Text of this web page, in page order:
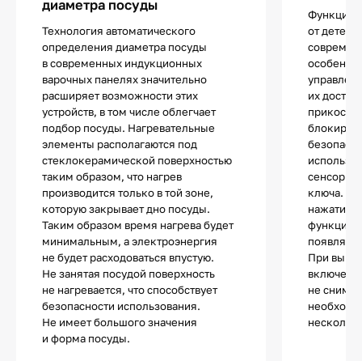
диаметра посуды
Технология автоматического
определения диаметра посуды
в современных индукционных
варочных панелях значительно
расширяет возможности этих
устройств, в том числе облегчает
подбор посуды. Нагревательные
элементы располагаются под
стеклокерамической поверхностью
таким образом, что нагрев
производится только в той зоне,
которую закрывает дно посуды.
Таким образом время нагрева будет
минимальным, а электроэнергия
не будет расходоваться впустую.
Не занятая посудой поверхность
не нагревается, что способствует
безопасности использования.
Не имеет большого значения
и форма посуды.
Функцией
от детей
их
сенсор с
ключа.
нажатии
функции
При
не